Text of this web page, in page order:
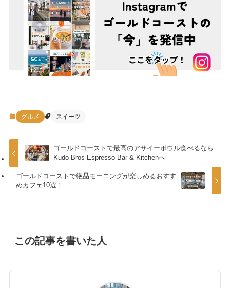
グルメ スイーツ
ゴールドコーストで最高のアサイーボウル食べるなら
Kudo Bros Espresso Bar & Kitchenへ
ゴールドコーストで絶品モーニングが楽しめるおすす
めカフェ10選！
この記事を書いた人